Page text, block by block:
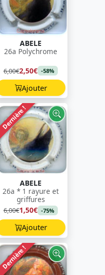
ABELE
26a Polychrome
6,00€2,50€ -58%
Ajouter
Dernière !
ABELE
26a * 1 rayure et
griffures
6,00€1,50€ -75%
Ajouter
Dernière !